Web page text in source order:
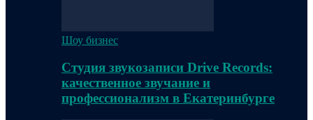
Шоу бизнес
Студия звукозаписи Drive Records:
качественное звучание и
профессионализм в Екатеринбурге